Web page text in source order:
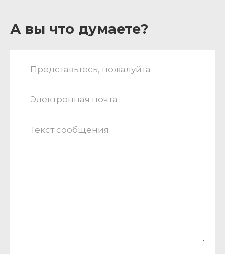
А вы что думаете?